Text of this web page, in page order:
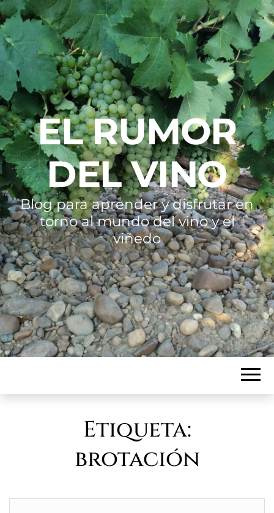
EL RUMOR
DEL VINO
Blog para aprender y disfrutar en
torno al mundo del vino y el
viñedo
Etiqueta:
brotación